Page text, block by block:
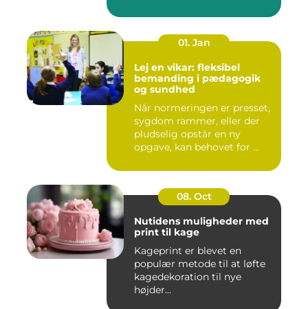
01. Jan
Lej en vikar: fleksibel
bemanding i pædagogik
og sundhed
Når normeringen er presset,
sygdom rammer, eller der
pludselig opstår en ny
opgave, kan behovet for ...
08. Oct
Nutidens muligheder med
print til kage
Kageprint er blevet en
populær metode til at løfte
kagedekoration til nye
højder...